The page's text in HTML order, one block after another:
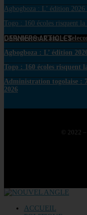
Agbogboza : L’ édition 2026
Togo : 160 écoles risquent
DERNIERS ARTICLES
GVA devient Canal+
Agbogboza : L’ édition
Togo : 160 écoles risquent
Administration togolaise :
2026
© 2022
ACCUEIL